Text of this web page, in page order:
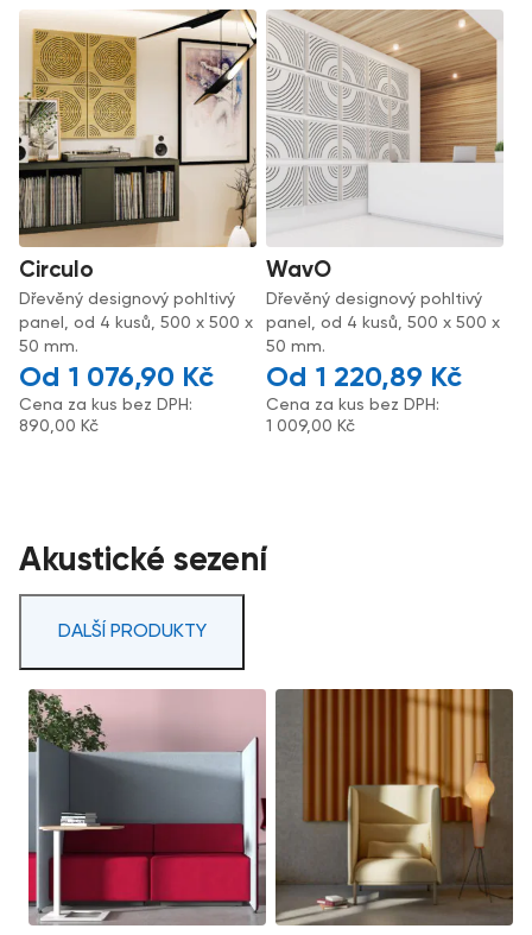
Circulo
Dřevěný designový pohltivý
panel, od 4 kusů, 500 x 500 x
50 mm.
1 076,90 Kč
Cena za kus bez DPH:
890,00 Kč
WavO
Dřevěný designový pohltivý
panel, od 4 kusů, 500 x 500 x
50 mm.
1 220,89 Kč
Cena za kus bez DPH:
1 009,00 Kč
Akustické sezení
DALŠÍ PRODUKTY